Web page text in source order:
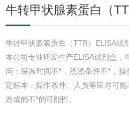
牛转甲状腺素蛋白（
牛转甲状腺素蛋白（TTR）ELISA试
本公司专业研发生产ELISA试剂盒，
问：保温时间不*，洗涤条件不*，
定标本，操作条件、人员等应尽可
造成的不*的可能性。